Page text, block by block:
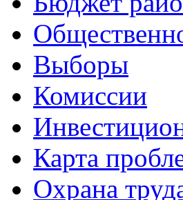
Выборы
Комиссии
Карта
Охрана